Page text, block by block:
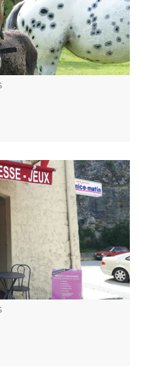
Vous y trouverez cartes
IGN et souvenirs